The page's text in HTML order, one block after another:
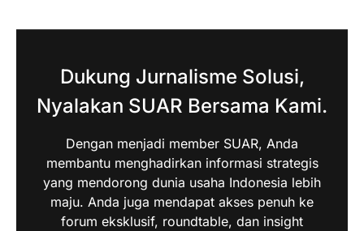
Dukung Jurnalisme Solusi,
Nyalakan SUAR Bersama Kami.
Dengan menjadi member SUAR, Anda
membantu menghadirkan informasi strategis
yang mendorong dunia usaha Indonesia lebih
maju. Anda juga mendapat akses penuh ke
forum eksklusif, roundtable, dan insight